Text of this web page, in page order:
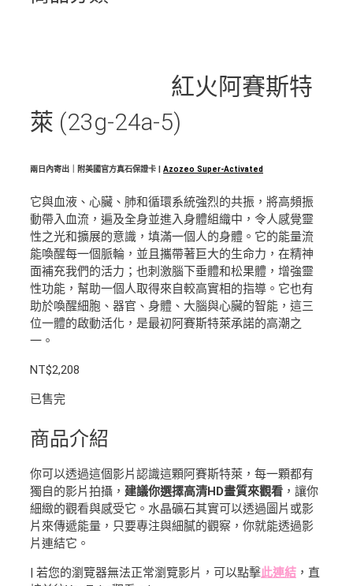
紅火阿賽斯特
萊 (23g-24a-5)
兩日內寄出｜附美國官方真石保證卡 | Azozeo Super-Activated
它與血液、心臟、肺和循環系統強烈的共振，將高頻振
動帶入血流，遍及全身並進入身體組織中，令人感覺靈
性之光和擴展的意識，填滿一個人的身體。它的能量流
能喚醒每一個脈輪，並且攜帶著巨大的生命力，在精神
面補充我們的活力；也刺激腦下垂體和松果體，增強靈
性功能，幫助一個人取得來自較高實相的指導。它也有
助於喚醒細胞、器官、身體、大腦與心臟的智能，這三
位一體的啟動活化，是最初阿賽斯特萊承諾的高潮之
一。
NT$2,208
已售完
商品介紹
你可以透過這個影片認識這顆阿賽斯特萊，每一顆都有
獨自的影片拍攝， 建議你選擇高清HD畫質來觀看 ，讓你
細緻的觀看與感受它。水晶礦石其實可以透過圖片或影
片來傳遞能量，只要專注與細膩的觀察，你就能透過影
片連結它。
| 若您的瀏覽器無法正常瀏覽影片，可以點擊此連結 ，直